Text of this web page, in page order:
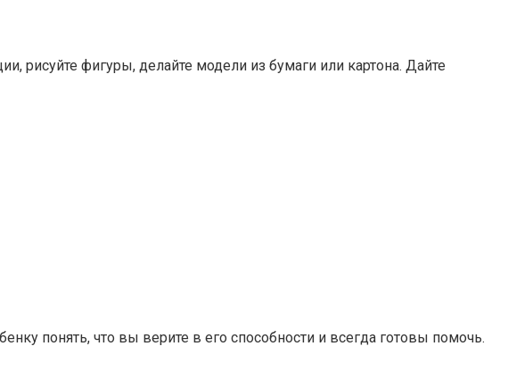
рисуйте фигуры, делайте модели из бумаги или картона. Дайте
понять, что вы верите в его способности и всегда готовы помочь.